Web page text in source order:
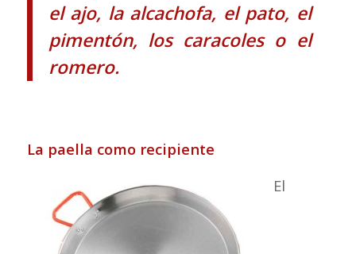
el ajo, la alcachofa, el pato, el
pimentón, los caracoles o el
romero.
La paella como recipiente
El